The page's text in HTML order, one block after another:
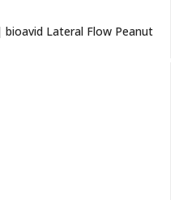
Lateral Flow Peanut